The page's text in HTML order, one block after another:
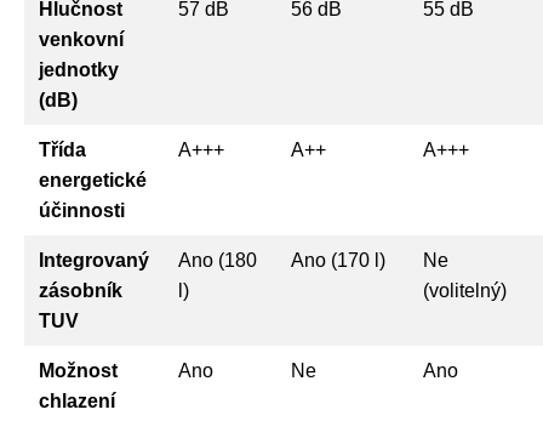
Hlučnost
venkovní
jednotky
(dB)
57 dB 56 dB 55 dB
Třída
energetické
účinnosti
A+++ A++ A+++
Integrovaný
zásobník
TUV
Ano (180
l)
Ano (170 l)
Ne
(volitelný)
Možnost
chlazení
Ano Ne Ano